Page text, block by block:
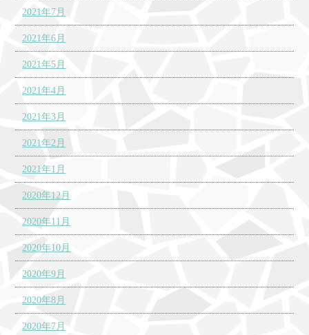
2021年7月
2021年6月
2021年5月
2021年4月
2021年3月
2021年2月
2021年1月
2020年12月
2020年11月
2020年10月
2020年9月
2020年8月
2020年7月